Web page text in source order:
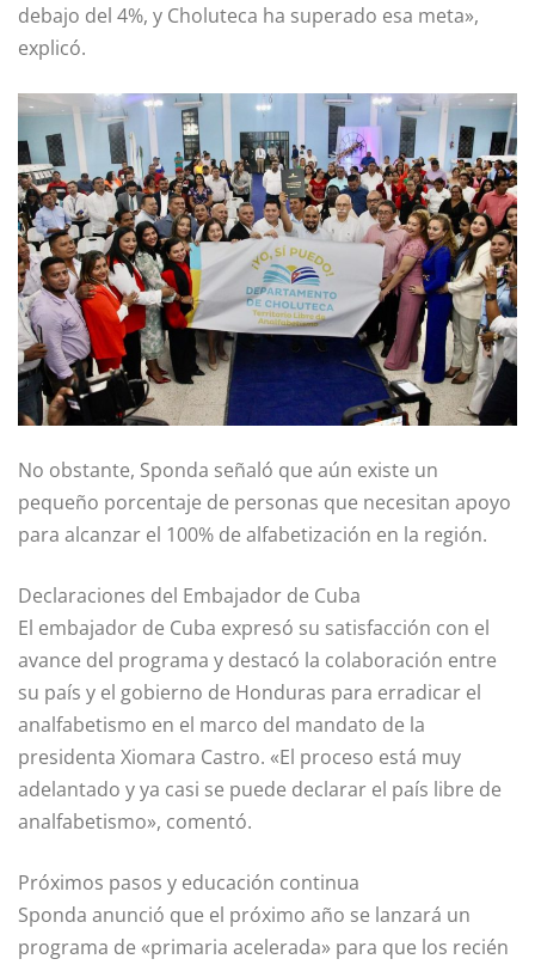
debajo del 4%, y Choluteca ha superado esa meta»,
explicó.
No obstante, Sponda señaló que aún existe un
pequeño porcentaje de personas que necesitan apoyo
para alcanzar el 100% de alfabetización en la región.
Declaraciones del Embajador de Cuba
El embajador de Cuba expresó su satisfacción con el
avance del programa y destacó la colaboración entre
su país y el gobierno de Honduras para erradicar el
analfabetismo en el marco del mandato de la
presidenta Xiomara Castro. «El proceso está muy
adelantado y ya casi se puede declarar el país libre de
analfabetismo», comentó.
Próximos pasos y educación continua
Sponda anunció que el próximo año se lanzará un
programa de «primaria acelerada» para que los recién